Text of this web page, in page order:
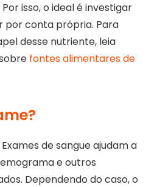
isso, o ideal é investigar
por conta própria. Para
desse nutriente, leia
fontes alimentares de
de sangue ajudam a
e outros
Dependendo do caso, o